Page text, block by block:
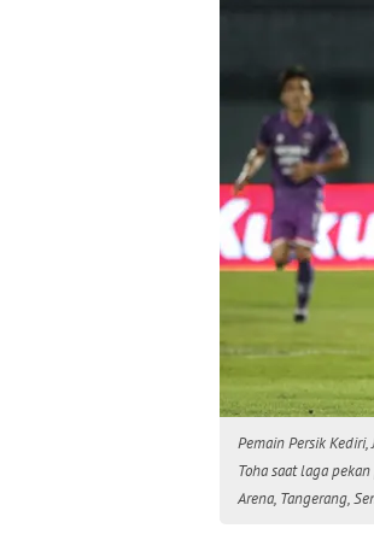
Pemain Persik
Toha saat laga
Arena, Tangerang,